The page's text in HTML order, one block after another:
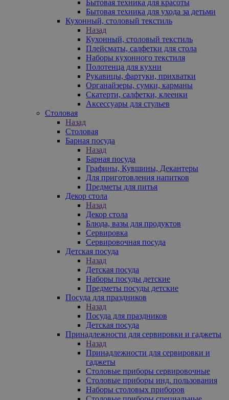
Бытовая техника для красоты
Бытовая техника для ухода за детьми
Кухонный, столовый текстиль
Назад
Кухонный, столовый текстиль
Плейсматы, салфетки для стола
Наборы кухонного текстиля
Полотенца для кухни
Рукавицы, фартуки, прихватки
Органайзеры, сумки, карманы
Скатерти, салфетки, клеенки
Аксессуары для стульев
Столовая
Назад
Столовая
Барная посуда
Назад
Барная посуда
Графины, Кувшины, Декантеры
Для приготовления напитков
Предметы для питья
Декор стола
Назад
Декор стола
Блюда, вазы для продуктов
Сервировка
Сервировочная посуда
Детская посуда
Назад
Детская посуда
Наборы посуды детские
Предметы посуды детские
Посуда для праздников
Назад
Посуда для праздников
Детская посуда
Принадлежности для сервировки и гаджеты
Назад
Принадлежности для сервировки и
гаджеты
Столовые приборы сервировочные
Столовые приборы инд. пользования
Наборы столовых приборов